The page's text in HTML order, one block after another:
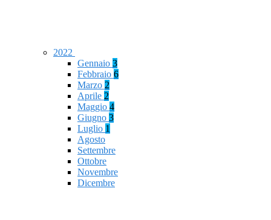
2022
Gennaio 3
Febbraio 6
Marzo 2
Aprile 2
Maggio 4
Giugno 3
Luglio 1
Agosto
Settembre
Ottobre
Novembre
Dicembre